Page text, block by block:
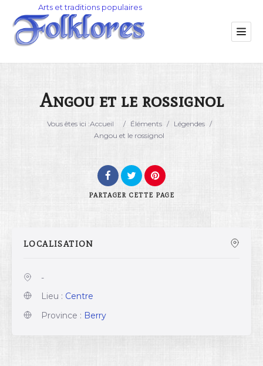
Catégorie
Angou et le rossignol
Vous êtes ici :Accueil / Éléments / Légendes /
Angou et le rossignol
PARTAGER CETTE PAGE
LOCALISATION
-
Lieu : Centre
Province : Berry